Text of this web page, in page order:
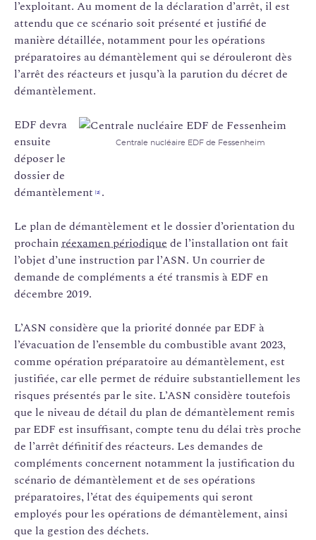
l’exploitant. Au moment de la déclaration d’arrêt, il est
attendu que ce scénario soit présenté et justifié de
manière détaillée, notamment pour les opérations
préparatoires au démantèlement qui se dérouleront dès
l’arrêt des réacteurs et jusqu’à la parution du décret de
démantèlement.
Centrale nucléaire EDF de Fessenheim
EDF devra
ensuite
déposer le
dossier de
démantèlement [2] .
Le plan de démantèlement et le dossier d’orientation du
prochainréexamen périodique de l’installation ont fait
l’objet d’une instruction par l’ASN. Un courrier de
demande de compléments a été transmis à EDF en
décembre 2019.
L’ASN considère que la priorité donnée par EDF à
l’évacuation de l’ensemble du combustible avant 2023,
comme opération préparatoire au démantèlement, est
justifiée, car elle permet de réduire substantiellement les
risques présentés par le site. L’ASN considère toutefois
que le niveau de détail du plan de démantèlement remis
par EDF est insuffisant, compte tenu du délai très proche
de l’arrêt définitif des réacteurs. Les demandes de
compléments concernent notamment la justification du
scénario de démantèlement et de ses opérations
préparatoires, l’état des équipements qui seront
employés pour les opérations de démantèlement, ainsi
que la gestion des déchets.